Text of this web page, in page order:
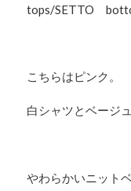
tops/SETTO
こちらはピンク。
白シャツとベージ
やわらかいニット